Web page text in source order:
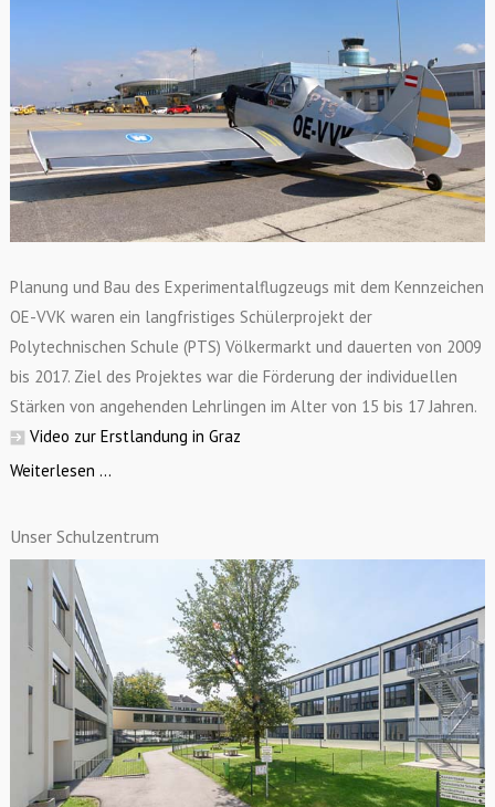
Planung und Bau des Experimentalflugzeugs mit dem Kennzeichen
OE-VVK waren ein langfristiges Schülerprojekt der
Polytechnischen Schule (PTS) Völkermarkt und dauerten von 2009
bis 2017. Ziel des Projektes war die Förderung der individuellen
Stärken von angehenden Lehrlingen im Alter von 15 bis 17 Jahren.
Video zur Erstlandung in Graz
Weiterlesen ...
Unser Schulzentrum